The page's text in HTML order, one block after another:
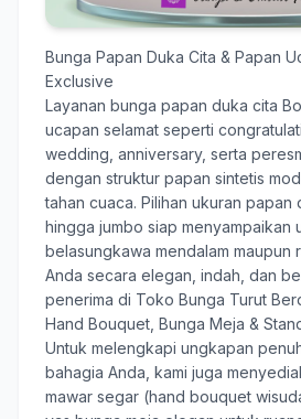
Bunga Papan Duka Cita & Papan
Exclusive
Layanan bunga papan duka cita
ucapan selamat seperti
wedding, anniversary, serta
dengan struktur papan sintetis
tahan cuaca. Pilihan ukuran papan
hingga jumbo siap menyampaikan
belasungkawa mendalam maupun
Anda secara elegan, indah, dan
penerima di Toko Bunga Turut
Hand Bouquet, Bunga Meja &
Untuk melengkapi ungkapan
bahagia Anda, kami juga
mawar segar (hand bouquet